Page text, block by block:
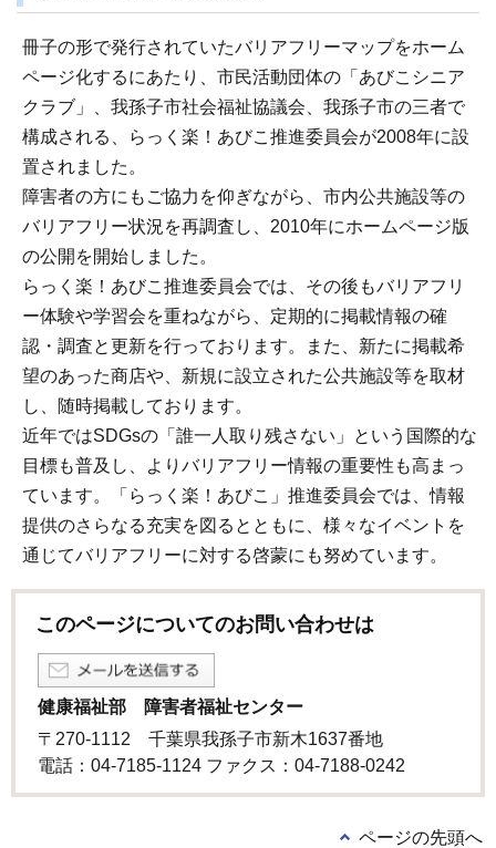
冊子の形で発行されていたバリアフリーマップをホーム
ページ化するにあたり、市民活動団体の「あびこシニア
クラブ」、我孫子市社会福祉協議会、我孫子市の三者で
構成される、らっく楽！あびこ推進委員会が2008年に設
置されました。
障害者の方にもご協力を仰ぎながら、市内公共施設等の
バリアフリー状況を再調査し、2010年にホームページ版
の公開を開始しました。
らっく楽！あびこ推進委員会では、その後もバリアフリ
ー体験や学習会を重ねながら、定期的に掲載情報の確
認・調査と更新を行っております。また、新たに掲載希
望のあった商店や、新規に設立された公共施設等を取材
し、随時掲載しております。
近年ではSDGsの「誰一人取り残さない」という国際的な
目標も普及し、よりバリアフリー情報の重要性も高まっ
ています。「らっく楽！あびこ」推進委員会では、情報
提供のさらなる充実を図るとともに、様々なイベントを
通じてバリアフリーに対する啓蒙にも努めています。
このページについてのお問い合わせは
健康福祉部 障害者福祉センター
〒270-1112 千葉県我孫子市新木1637番地
電話：04-7185-1124 ファクス：04-7188-0242
ページの先頭へ